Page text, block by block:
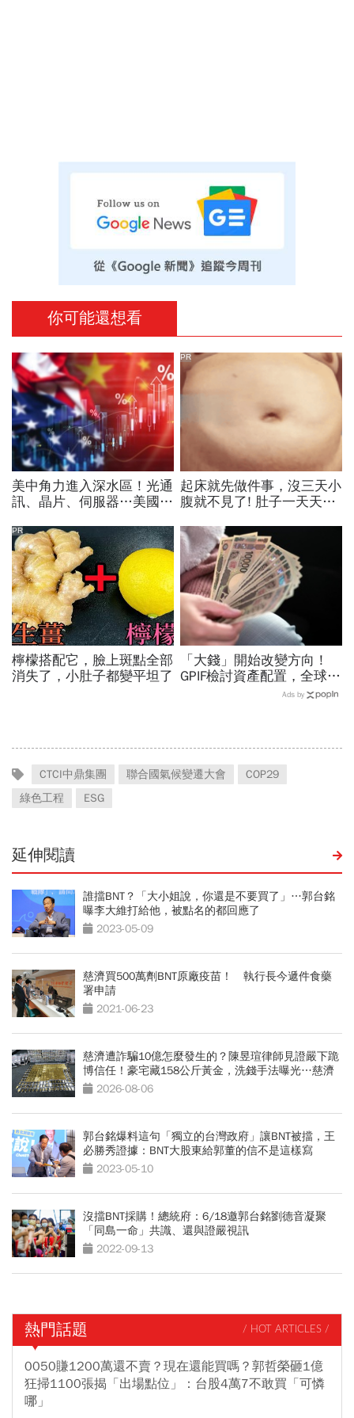
你可能還想看
美中角力進入深水區！光通
訊、晶片、伺服器…美國制
「這類人」處境危險又困難
起床就先做件事，沒三天小
腹就不見了! 肚子一天天變
PR
檸檬搭配它，臉上斑點全部
消失了，小肚子都變平坦了
PR
「大錢」開始改變方向！
GPIF檢討資產配置，全球資
金流向恐迎重大變局
Ads by
CTCI中鼎集團 聯合國氣候變遷大會
COP29
綠色工程
ESG
延伸閱讀
誰擋BNT？「大小姐說，你還是不要買了」…郭台銘
曝李大維打給他，被點名的都回應了
2023-05-09
慈濟買500萬劑BNT原廠疫苗！ 執行長今遞件食藥
署申請
2021-06-23
慈濟遭詐騙10億怎麼發生的？陳昱瑄律師見證嚴下跪
博信任！豪宅藏158公斤黃金，洗錢手法曝光…慈濟
回應了
2026-08-06
郭台銘爆料這句「獨立的台灣政府」讓BNT被擋，王
必勝秀證據：BNT大股東給郭董的信不是這樣寫
2023-05-10
沒擋BNT採購！總統府：6/18邀郭台銘劉德音凝聚
「同島一命」共識、還與證嚴視訊
2022-09-13
熱門話題 / HOT ARTICLES /
0050賺1200萬還不賣？現在還能買嗎？郭哲榮砸1億
狂掃1100張揭「出場點位」：台股4萬7不敢買「可憐
哪」